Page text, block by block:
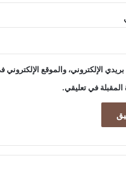
الإلكتروني، والموقع الإلكتروني
المقبلة في تعليقي.